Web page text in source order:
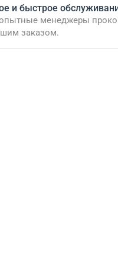
и быстрое
менеджеры
заказом.